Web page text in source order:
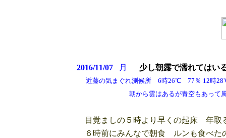
2016/11/07月 少し朝露で濡れてはい
近藤の気まぐれ測候所 6時26℃ 77％
朝から雲はあるが青空もあって風もあ
目覚ましの５時より早くの起床 年取
６時前にみんなで朝食 ルンも食べた